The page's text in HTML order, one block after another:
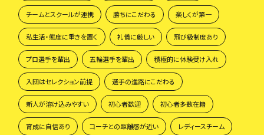
チームとスクールが連携 勝ちにこだわる 楽しくが第一
私生活・態度に重きを置く 礼儀に厳しい 飛び級制度あり
プロ選手を輩出 五輪選手を輩出 積極的に体験受け入れ
入団はセレクション前提 選手の進路にこだわる
新人が溶け込みやすい 初心者歓迎 初心者多数在籍
育成に自信あり コーチとの距離感が近い レディースチーム